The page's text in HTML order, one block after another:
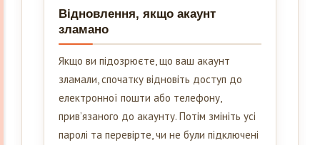
Відновлення, якщо акаунт
зламано
Якщо ви підозрюєте, що ваш акаунт
зламали, спочатку відновіть доступ до
електронної пошти або телефону,
прив’язаного до акаунту. Потім змініть усі
паролі та перевірте, чи не були підключені